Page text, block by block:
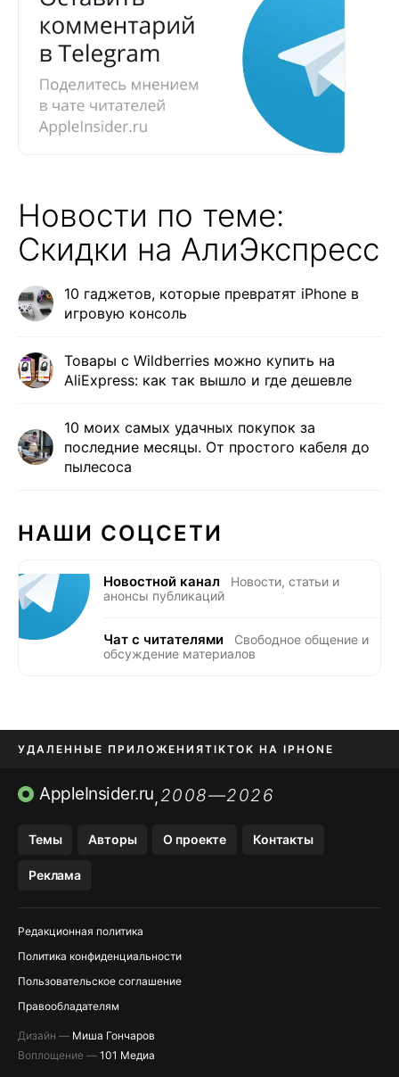
Новости по теме:
Скидки на АлиЭкспресс
10 гаджетов, которые превратят iPhone в
игровую консоль
Товары с Wildberries можно купить на
AliExpress: как так вышло и где дешевле
10 моих самых удачных покупок за
последние месяцы. От простого кабеля до
пылесоса
НАШИ СОЦСЕТИ
Новостной канал
Новости, статьи и
анонсы публикаций
Чат с читателями
Свободное общение и
обсуждение материалов
УДАЛЕННЫЕ ПРИЛОЖЕНИЯTIKTOK НА IPHONE
ПРИЛОЖЕНИЯ БЕЗ APP STORE
AppleInsider.ru,2008—2026
Темы Авторы О проекте Контакты
Реклама
Редакционная политика
Политика конфиденциальности
Пользовательское соглашение
Правообладателям
Дизайн — Миша Гончаров
Воплощение — 101 Медиа